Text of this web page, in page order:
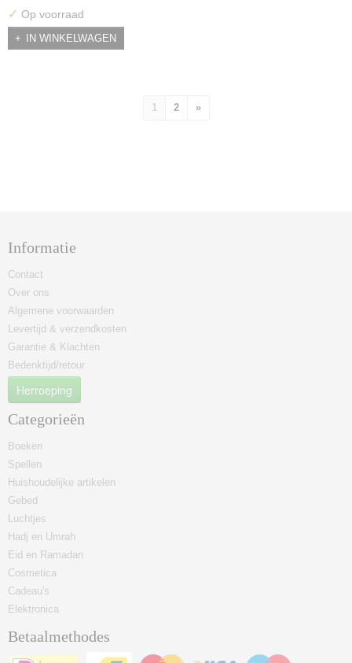
✓ Op voorraad
IN WINKELWAGEN
1 2 »
Informatie
Contact
Over ons
Algemene voorwaarden
Levertijd & verzendkosten
Garantie & Klachten
Bedenktijd/retour
Herroeping
Categorieën
Boeken
Spellen
Huishoudelijke artikelen
Gebed
Luchtjes
Hadj en Umrah
Eid en Ramadan
Cosmetica
Cadeau's
Elektronica
Betaalmethodes